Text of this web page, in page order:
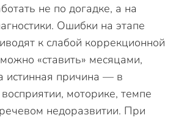
не по догадке, а на
Ошибки на этапе
к слабой коррекционной
«ставить» месяцами,
истинная причина — в
моторике, темпе
недоразвитии. При